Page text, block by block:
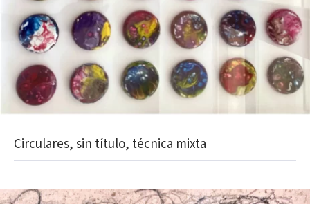
Circulares, sin título, técnica mixta